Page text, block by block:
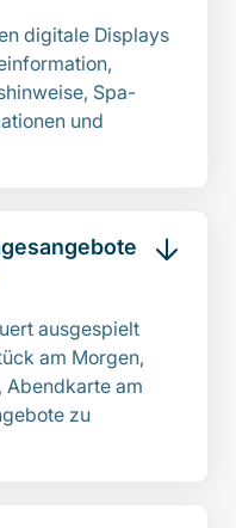
digitale Displays
Spa-
und
ausgespielt
am Morgen,
am
zu